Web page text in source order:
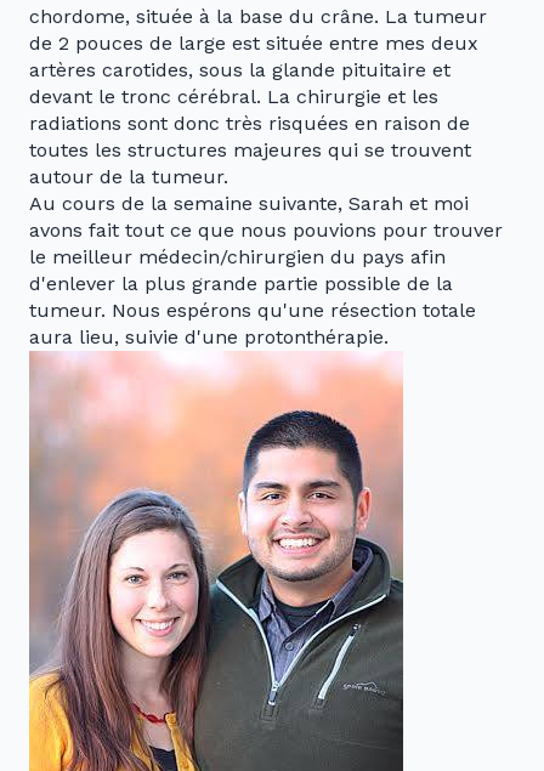
chordome, située à la base du crâne. La tumeur
de 2 pouces de large est située entre mes deux
artères carotides, sous la glande pituitaire et
devant le tronc cérébral. La chirurgie et les
radiations sont donc très risquées en raison de
toutes les structures majeures qui se trouvent
autour de la tumeur.
Au cours de la semaine suivante, Sarah et moi
avons fait tout ce que nous pouvions pour trouver
le meilleur médecin/chirurgien du pays afin
d'enlever la plus grande partie possible de la
tumeur. Nous espérons qu'une résection totale
aura lieu, suivie d'une protonthérapie.